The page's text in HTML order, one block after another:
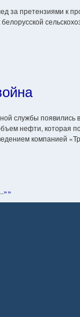
за претензиями к
службы появились
нефти, которая
компанией
»»